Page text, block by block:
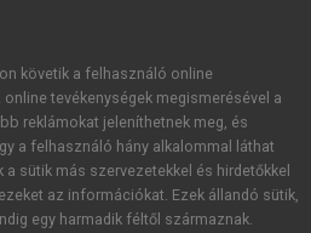
újdonságairól, akcióiról.
követik a felhasználó online
tevékenységek megismerésével a
reklámokat jeleníthetnek meg, és
a felhasználó hány alkalommal láthat
a sütik más szervezetekkel és hirdetőkkel
az információkat. Ezek állandó sütik,
egy harmadik féltől származnak.